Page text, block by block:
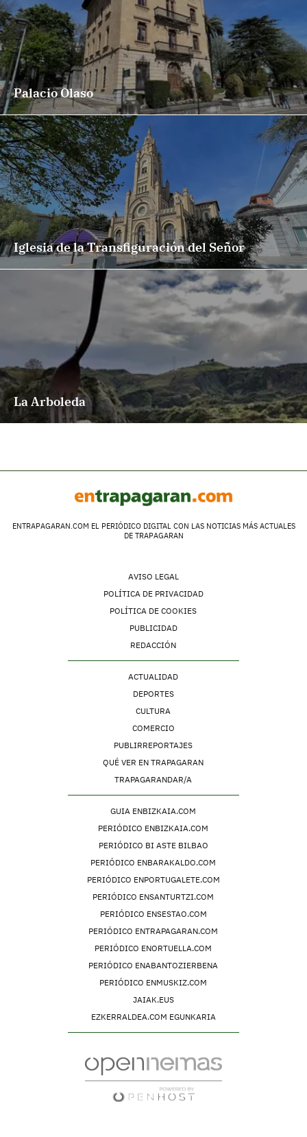
Palacio Olaso
Iglesia de la Transfiguración del Señor
La Arboleda
ENTRAPAGARAN.COM EL PERIÓDICO DIGITAL CON LAS NOTICIAS MÁS ACTUALES
DE TRAPAGARAN
AVISO LEGAL
POLÍTICA DE PRIVACIDAD
POLÍTICA DE COOKIES
PUBLICIDAD
REDACCIÓN
ACTUALIDAD
DEPORTES
CULTURA
COMERCIO
PUBLIRREPORTAJES
QUÉ VER EN TRAPAGARAN
TRAPAGARANDAR/A
GUIA ENBIZKAIA.COM
PERIÓDICO ENBIZKAIA.COM
PERIÓDICO BI ASTE BILBAO
PERIÓDICO ENBARAKALDO.COM
PERIÓDICO ENPORTUGALETE.COM
PERIÓDICO ENSANTURTZI.COM
PERIÓDICO ENSESTAO.COM
PERIÓDICO ENTRAPAGARAN.COM
PERIÓDICO ENORTUELLA.COM
PERIÓDICO ENABANTOZIERBENA
PERIÓDICO ENMUSKIZ.COM
JAIAK.EUS
EZKERRALDEA.COM EGUNKARIA